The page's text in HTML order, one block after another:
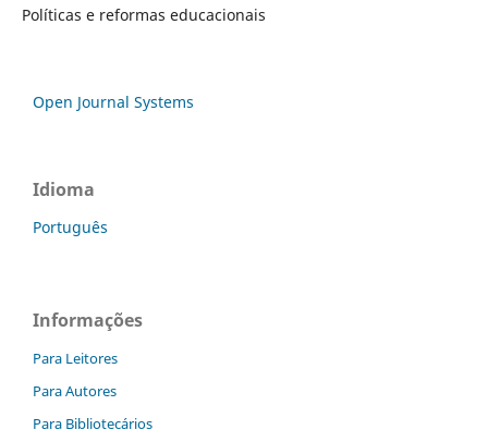
Políticas e reformas educacionais
Open Journal Systems
Idioma
Português
Informações
Para Leitores
Para Autores
Para Bibliotecários